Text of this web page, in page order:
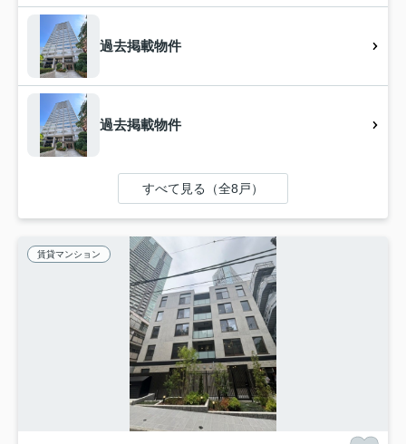
過去掲載物件
過去掲載物件
すべて見る（全8戸）
賃貸マンション